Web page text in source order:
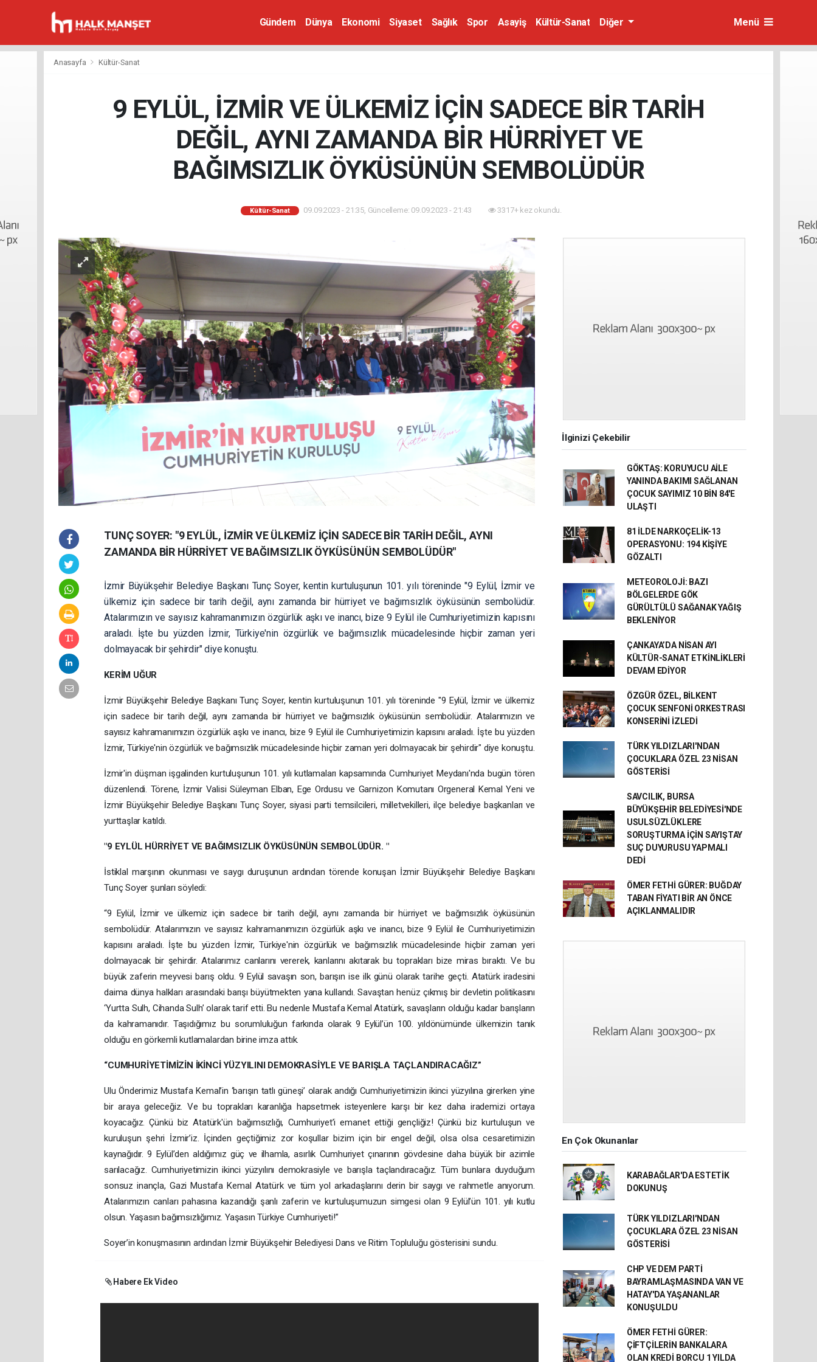
Gündem Dünya Ekonomi Siyaset Sağlık Spor Asayiş Kültür-Sanat Diğer Menü
Anasayfa Kültür-Sanat
9 EYLÜL, İZMİR VE ÜLKEMİZ İÇİN SADECE BİR TARİH
DEĞİL, AYNI ZAMANDA BİR HÜRRİYET VE
BAĞIMSIZLIK ÖYKÜSÜNÜN SEMBOLÜDÜR
Kültür-Sanat 09.09.2023 - 21:35, Güncelleme: 09.09.2023 - 21:43 3317+ kez okundu.
TUNÇ SOYER: "9 EYLÜL, İZMİR VE ÜLKEMİZ İÇİN SADECE BİR TARİH DEĞİL, AYNI
ZAMANDA BİR HÜRRİYET VE BAĞIMSIZLIK ÖYKÜSÜNÜN SEMBOLÜDÜR"
İzmir Büyükşehir Belediye Başkanı Tunç Soyer, kentin kurtuluşunun 101. yılı töreninde "9 Eylül, İzmir ve
ülkemiz için sadece bir tarih değil, aynı zamanda bir hürriyet ve bağımsızlık öyküsünün sembolüdür.
Atalarımızın ve sayısız kahramanımızın özgürlük aşkı ve inancı, bize 9 Eylül ile Cumhuriyetimizin kapısını
araladı. İşte bu yüzden İzmir, Türkiye'nin özgürlük ve bağımsızlık mücadelesinde hiçbir zaman yeri
dolmayacak bir şehirdir" diye konuştu.
KERİM UĞUR
İzmir Büyükşehir Belediye Başkanı Tunç Soyer, kentin kurtuluşunun 101. yılı töreninde "9 Eylül, İzmir ve ülkemiz
için sadece bir tarih değil, aynı zamanda bir hürriyet ve bağımsızlık öyküsünün sembolüdür. Atalarımızın ve
sayısız kahramanımızın özgürlük aşkı ve inancı, bize 9 Eylül ile Cumhuriyetimizin kapısını araladı. İşte bu yüzden
İzmir, Türkiye'nin özgürlük ve bağımsızlık mücadelesinde hiçbir zaman yeri dolmayacak bir şehirdir" diye konuştu.
İzmir'in düşman işgalinden kurtuluşunun 101. yılı kutlamaları kapsamında Cumhuriyet Meydanı'nda bugün tören
düzenlendi. Törene, İzmir Valisi Süleyman Elban, Ege Ordusu ve Garnizon Komutanı Orgeneral Kemal Yeni ve
İzmir Büyükşehir Belediye Başkanı Tunç Soyer, siyasi parti temsilcileri, milletvekilleri, ilçe belediye başkanları ve
yurttaşlar katıldı.
"9 EYLÜL HÜRRİYET VE BAĞIMSIZLIK ÖYKÜSÜNÜN SEMBOLÜDÜR. "
İstiklal marşının okunması ve saygı duruşunun ardından törende konuşan İzmir Büyükşehir Belediye Başkanı
Tunç Soyer şunları söyledi:
“9 Eylül, İzmir ve ülkemiz için sadece bir tarih değil, aynı zamanda bir hürriyet ve bağımsızlık öyküsünün
sembolüdür. Atalarımızın ve sayısız kahramanımızın özgürlük aşkı ve inancı, bize 9 Eylül ile Cumhuriyetimizin
kapısını araladı. İşte bu yüzden İzmir, Türkiye'nin özgürlük ve bağımsızlık mücadelesinde hiçbir zaman yeri
dolmayacak bir şehirdir. Atalarımız canlarını vererek, kanlarını akıtarak bu toprakları bize miras bıraktı. Ve bu
büyük zaferin meyvesi barış oldu. 9 Eylül savaşın son, barışın ise ilk günü olarak tarihe geçti. Atatürk iradesini
daima dünya halkları arasındaki barışı büyütmekten yana kullandı. Savaştan henüz çıkmış bir devletin politikasını
‘Yurtta Sulh, Cihanda Sulh’ olarak tarif etti. Bu nedenle Mustafa Kemal Atatürk, savaşların olduğu kadar barışların
da kahramanıdır. Taşıdığımız bu sorumluluğun farkında olarak 9 Eylül’ün 100. yıldönümünde ülkemizin tanık
olduğu en görkemli kutlamalardan birine imza attık.
“CUMHURİYETİMİZİN İKİNCİ YÜZYILINI DEMOKRASİYLE VE BARIŞLA TAÇLANDIRACAĞIZ”
Ulu Önderimiz Mustafa Kemal’in ‘barışın tatlı güneşi’ olarak andığı Cumhuriyetimizin ikinci yüzyılına girerken yine
bir araya geleceğiz. Ve bu toprakları karanlığa hapsetmek isteyenlere karşı bir kez daha irademizi ortaya
koyacağız. Çünkü biz Atatürk'ün bağımsızlığı, Cumhuriyet’i emanet ettiği gençliğiz! Çünkü biz kurtuluşun ve
kuruluşun şehri İzmir’iz. İçinden geçtiğimiz zor koşullar bizim için bir engel değil, olsa olsa cesaretimizin
kaynağıdır. 9 Eylül’den aldığımız güç ve ilhamla, asırlık Cumhuriyet çınarının gövdesine daha büyük bir azimle
sarılacağız. Cumhuriyetimizin ikinci yüzyılını demokrasiyle ve barışla taçlandıracağız. Tüm bunlara duyduğum
sonsuz inançla, Gazi Mustafa Kemal Atatürk ve tüm yol arkadaşlarını derin bir saygı ve rahmetle anıyorum.
Atalarımızın canları pahasına kazandığı şanlı zaferin ve kurtuluşumuzun simgesi olan 9 Eylül’ün 101. yılı kutlu
olsun. Yaşasın bağımsızlığımız. Yaşasın Türkiye Cumhuriyeti!”
Soyer’in konuşmasının ardından İzmir Büyükşehir Belediyesi Dans ve Ritim Topluluğu gösterisini sundu.
Habere Ek Video
İlginizi Çekebilir
GÖKTAŞ: KORUYUCU AİLE
YANINDA BAKIMI SAĞLANAN
ÇOCUK SAYIMIZ 10 BİN 84'E
ULAŞTI
81 İLDE NARKOÇELİK-13
OPERASYONU: 194 KİŞİYE
GÖZALTI
METEOROLOJİ: BAZI
BÖLGELERDE GÖK
GÜRÜLTÜLÜ SAĞANAK YAĞIŞ
BEKLENİYOR
ÇANKAYA’DA NİSAN AYI
KÜLTÜR-SANAT ETKİNLİKLERİ
DEVAM EDİYOR
ÖZGÜR ÖZEL, BİLKENT
ÇOCUK SENFONİ ORKESTRASI
KONSERİNİ İZLEDİ
TÜRK YILDIZLARI'NDAN
ÇOCUKLARA ÖZEL 23 NİSAN
GÖSTERİSİ
SAVCILIK, BURSA
BÜYÜKŞEHİR BELEDİYESİ'NDE
USULSÜZLÜKLERE
SORUŞTURMA İÇİN SAYIŞTAY
SUÇ DUYURUSU YAPMALI
DEDİ
ÖMER FETHİ GÜRER: BUĞDAY
TABAN FİYATI BİR AN ÖNCE
AÇIKLANMALIDIR
En Çok Okunanlar
KARABAĞLAR'DA ESTETİK
DOKUNUŞ
TÜRK YILDIZLARI'NDAN
ÇOCUKLARA ÖZEL 23 NİSAN
GÖSTERİSİ
CHP VE DEM PARTİ
BAYRAMLAŞMASINDA VAN VE
HATAY'DA YAŞANANLAR
KONUŞULDU
ÖMER FETHİ GÜRER:
ÇİFTÇİLERİN BANKALARA
OLAN KREDİ BORCU 1 YILDA